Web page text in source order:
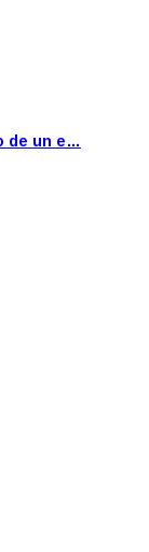
de un e…